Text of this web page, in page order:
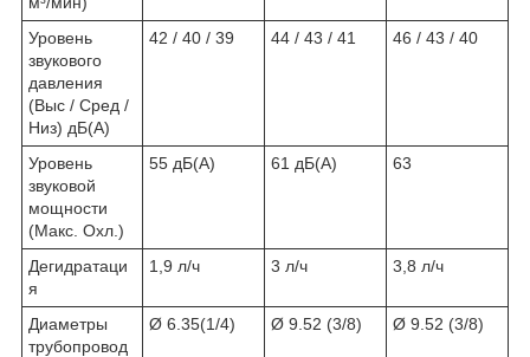
Уровень
звукового
давления
(Выс / Сред /
Низ) дБ(A)
42 / 40 / 39 44 / 43 / 41 46 / 43 / 40
Уровень
звуковой
мощности
(Макс. Охл.)
55 дБ(A) 61 дБ(A) 63
Дегидратаци
я
1,9 л/ч 3 л/ч 3,8 л/ч
Диаметры
трубопровод
Ø 6.35(1/4) Ø 9.52 (3/8) Ø 9.52 (3/8)